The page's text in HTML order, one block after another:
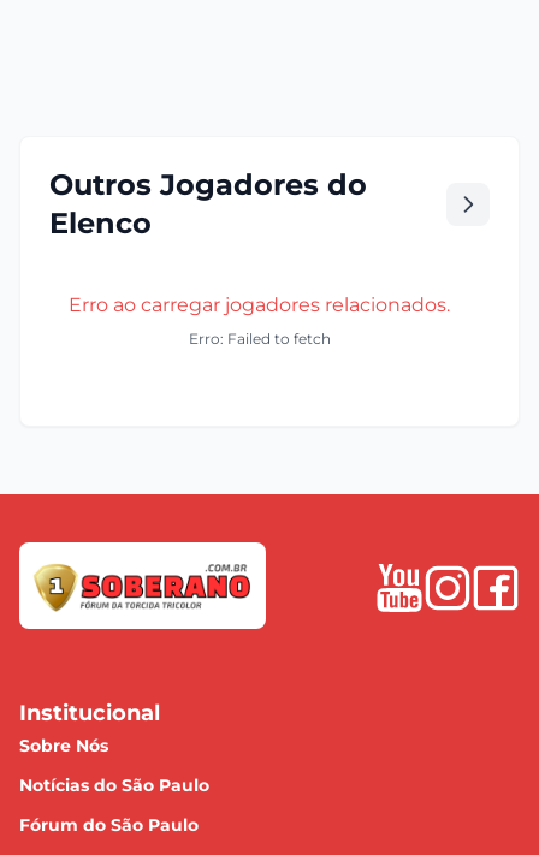
Outros Jogadores do
Elenco
Erro ao carregar jogadores relacionados.
Erro: Failed to fetch
Institucional
Sobre Nós
Notícias do São Paulo
Fórum do São Paulo